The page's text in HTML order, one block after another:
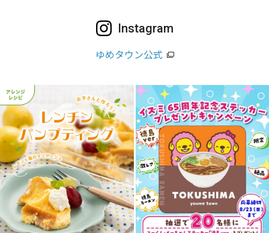
Instagram
ゆめタウン公式